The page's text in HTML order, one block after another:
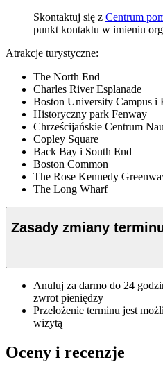
Skontaktuj się z Centrum
punkt kontaktu w imieniu
Atrakcje turystyczne:
The North End
Charles River Esplanade
Boston University Campus i
Historyczny park Fenway
Chrześcijańskie Centrum
Copley Square
Back Bay i South End
Boston Common
The Rose Kennedy
The Long Wharf
Zasady zmiany
Anuluj za darmo do 24
zwrot pieniędzy
Przełożenie terminu jest
wizytą
Oceny i recenzje